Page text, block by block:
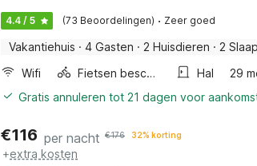
4.4 / 5 (73 Beoordelingen) · Zeer goed
Vakantiehuis · 4 Gasten · 2 Huisdieren · 2
Wifi
Fietsen beschikbaar Hal
29
Gratis annuleren tot 21 dagen voor
€116 per nacht €176 32% korting
+extra kosten